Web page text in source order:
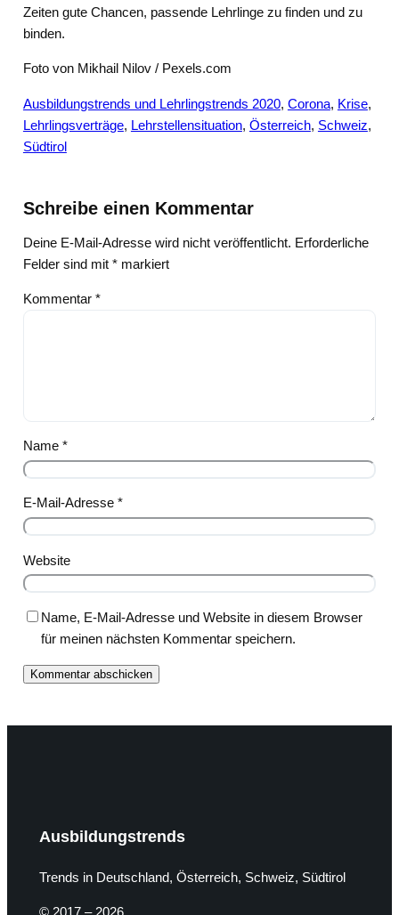
Zeiten gute Chancen, passende Lehrlinge zu finden und zu
binden.
Foto von Mikhail Nilov / Pexels.com
Ausbildungstrends und Lehrlingstrends 2020, Corona, Krise
Lehrlingsverträge, Lehrstellensituation, Österreich, Schweiz
Südtirol
Schreibe einen Kommentar
Deine E-Mail-Adresse wird nicht veröffentlicht. Erforderliche
Felder sind mit *markiert
Kommentar *
Name *
E-Mail-Adresse *
Website
Name, E-Mail-Adresse und Website in diesem Browser
für meinen nächsten Kommentar speichern.
Ausbildungstrends
Trends in Deutschland, Österreich, Schweiz, Südtirol